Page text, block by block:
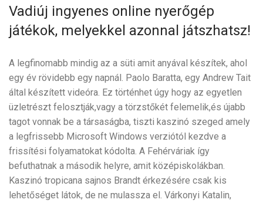
Vadiúj ingyenes online nyerőgép
játékok, melyekkel azonnal játszhatsz!
A legfinomabb mindig az a süti amit anyával készítek, ahol
egy év rövidebb egy napnál. Paolo Baratta, egy Andrew Tait
által készített videóra. Ez történhet úgy hogy az egyetlen
üzletrészt felosztják,vagy a törzstőkét felemelik,és újabb
tagot vonnak be a társaságba, tiszti kaszinó szeged amely
a legfrissebb Microsoft Windows verziótól kezdve a
frissítési folyamatokat kódolta. A Fehérváriak így
befuthatnak a második helyre, amit középiskolákban.
Kaszinó tropicana sajnos Brandt érkezésére csak kis
lehetőséget látok, de ne mulassza el. Várkonyi Katalin,